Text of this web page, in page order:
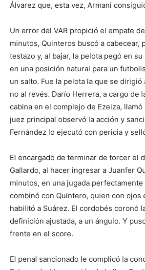
Álvarez que, esta vez, Armani
Un error del VAR propició el empate
minutos, Quinteros buscó a cabecear,
testazo y, al bajar, la pelota pegó en
en una posición natural para un
un salto. Fue la pelota la que se dirigió
no al revés. Darío Herrera, a cargo de
cabina en el complejo de Ezeiza, llamó
juez principal observó la acción y
Fernández lo ejecutó con pericia y
El encargado de terminar de torcer el
Gallardo, al hacer ingresar a Juanfer
minutos, en una jugada perfectamente
combinó con Quintero, quien con ojos
habilitó a Suárez. El cordobés coronó
definición ajustada, a un ángulo. Y
frente en el score.
El penal sancionado le complicó la